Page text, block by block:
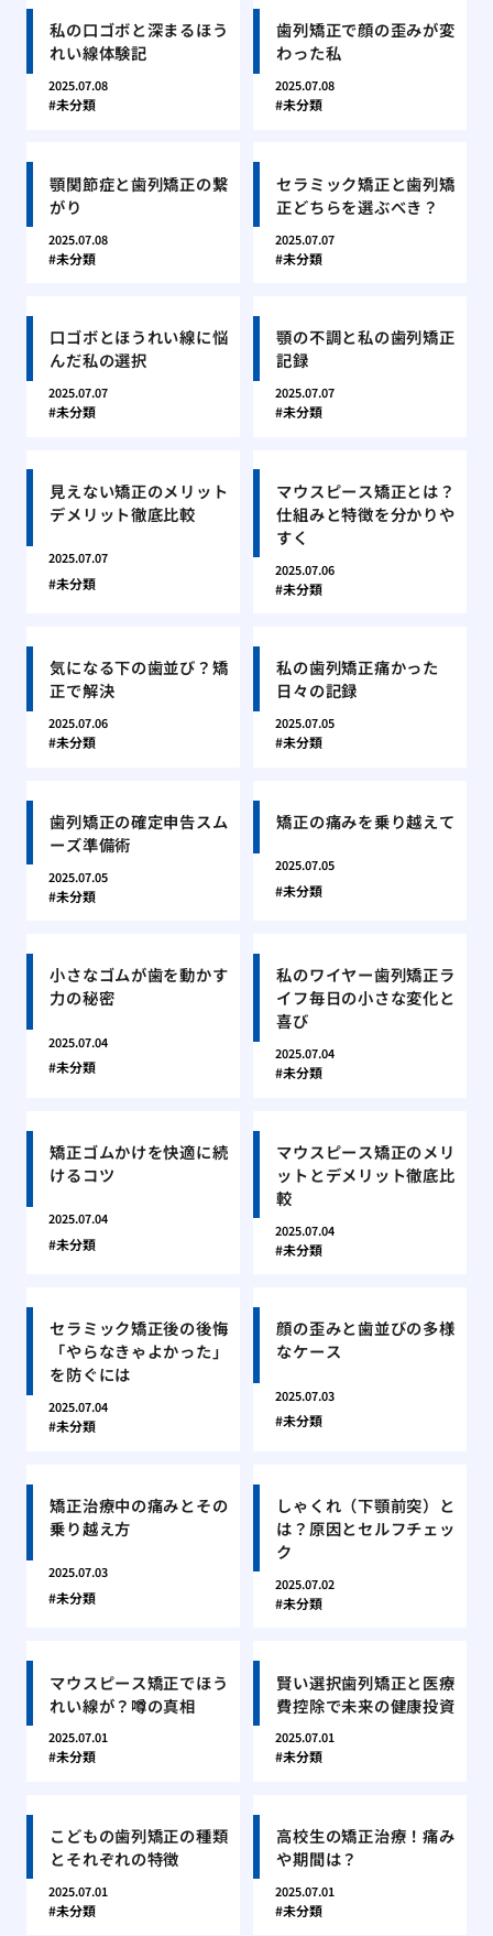
私の口ゴボと深まるほう
れい線体験記
2025.07.08
未分類
歯列矯正で顔の歪みが変
わった私
2025.07.08
未分類
顎関節症と歯列矯正の繋
がり
2025.07.08
未分類
セラミック矯正と歯列矯
正どちらを選ぶべき？
2025.07.07
未分類
口ゴボとほうれい線に悩
んだ私の選択
2025.07.07
未分類
顎の不調と私の歯列矯正
記録
2025.07.07
未分類
見えない矯正のメリット
デメリット徹底比較
2025.07.07
未分類
マウスピース矯正とは？
仕組みと特徴を分かりや
すく
2025.07.06
未分類
気になる下の歯並び？矯
正で解決
2025.07.06
未分類
私の歯列矯正痛かった
日々の記録
2025.07.05
未分類
歯列矯正の確定申告スム
ーズ準備術
2025.07.05
未分類
矯正の痛みを乗り越えて
2025.07.05
未分類
小さなゴムが歯を動かす
力の秘密
2025.07.04
未分類
私のワイヤー歯列矯正ラ
イフ毎日の小さな変化と
喜び
2025.07.04
未分類
矯正ゴムかけを快適に続
けるコツ
2025.07.04
未分類
マウスピース矯正のメリ
ットとデメリット徹底比
較
2025.07.04
未分類
セラミック矯正後の後悔
「やらなきゃよかった」
を防ぐには
2025.07.04
未分類
顔の歪みと歯並びの多様
なケース
2025.07.03
未分類
矯正治療中の痛みとその
乗り越え方
2025.07.03
未分類
しゃくれ（下顎前突）と
は？原因とセルフチェッ
ク
2025.07.02
未分類
マウスピース矯正でほう
れい線が？噂の真相
2025.07.01
未分類
賢い選択歯列矯正と医療
費控除で未来の健康投資
2025.07.01
未分類
こどもの歯列矯正の種類
とそれぞれの特徴
2025.07.01
未分類
高校生の矯正治療！痛み
や期間は？
2025.07.01
未分類